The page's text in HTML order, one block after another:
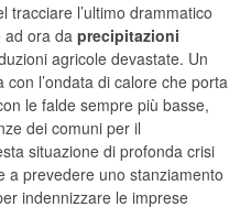
tracciare l’ultimo drammatico
ad ora da precipitazioni
agricole devastate. Un
l’ondata di calore che porta
le falde sempre più basse,
dei comuni per il
situazione di profonda crisi
a prevedere uno stanziamento
indennizzare le imprese